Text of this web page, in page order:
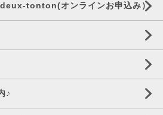
tonton(オンラインお申込み）
♪